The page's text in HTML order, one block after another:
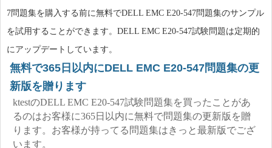
7問題集を購入する前に無料でDELL EMC E20-547問題集のサンプル
を試用することができます。DELL EMC E20-547試験問題は定期的
にアップデートしています。
無料で365日以内にDELL EMC E20-547問題集の更
新版を贈ります
ktestのDELL EMC E20-547試験問題集を買ったことがあ
るのはお客様に365日以内に無料で問題集の更新版を贈
ります。お客様が持ってる問題集はきっと最新版でござ
います。